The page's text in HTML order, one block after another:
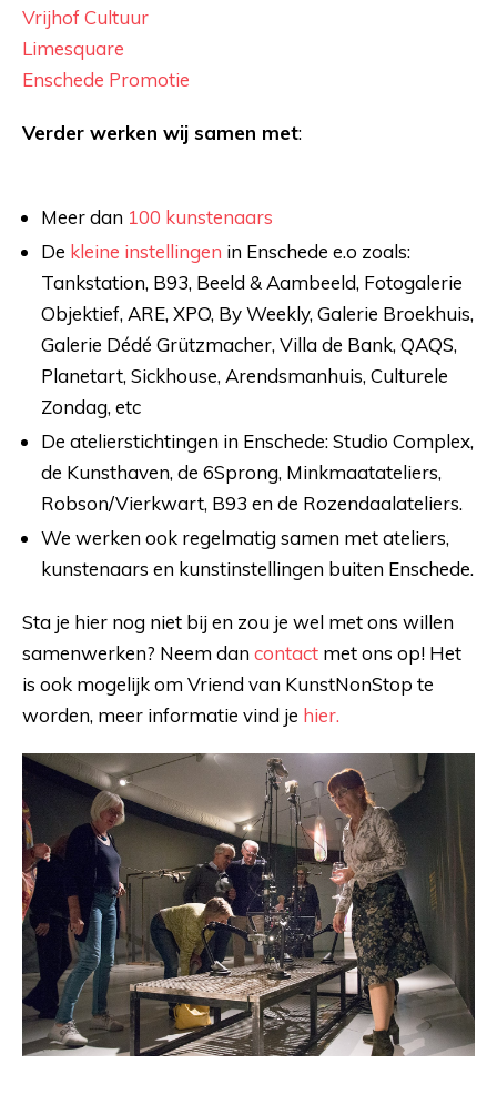
Vrijhof Cultuur
Limesquare
Enschede Promotie
Verder werken wij samen met:
Meer dan 100 kunstenaars
De kleine instellingen in Enschede e.o zoals:
Tankstation, B93, Beeld & Aambeeld, Fotogalerie
Objektief, ARE, XPO, By Weekly, Galerie Broekhuis,
Galerie Dédé Grützmacher, Villa de Bank, QAQS,
Planetart, Sickhouse, Arendsmanhuis, Culturele
Zondag, etc
De atelierstichtingen in Enschede: Studio Complex,
de Kunsthaven, de 6Sprong, Minkmaatateliers,
Robson/Vierkwart, B93 en de Rozendaalateliers.
We werken ook regelmatig samen met ateliers,
kunstenaars en kunstinstellingen buiten Enschede.
Sta je hier nog niet bij en zou je wel met ons willen
samenwerken? Neem dancontact met ons op! Het
is ook mogelijk om Vriend van KunstNonStop te
worden, meer informatie vind je hier.